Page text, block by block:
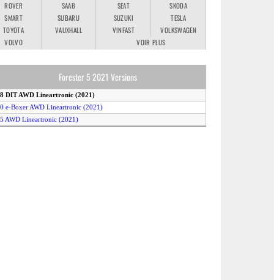
ROVER
SAAB SEAT
SKODA
SMART
SUBARU SUZUKI
TESLA
TOYOTA
VAUXHALL VINFAST
VOLKSWAGEN
VOLVO
VOIR PLUS
Forester 5 2021 Versions
DIT AWD Lineartronic (2021)
e-Boxer AWD Lineartronic (2021)
AWD Lineartronic (2021)